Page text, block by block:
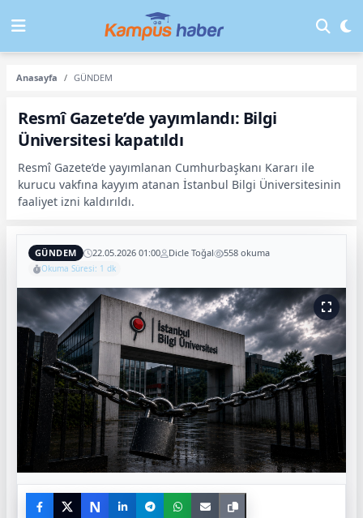
Anasayfa GÜNDEM
Resmî Gazete’de yayımlandı: Bilgi
Üniversitesi kapatıldı
Resmî Gazete’de yayımlanan Cumhurbaşkanı Kararı ile
kurucu vakfına kayyım atanan İstanbul Bilgi Üniversitesinin
faaliyet izni kaldırıldı.
GÜNDEM 22.05.2026 01:00 Dicle Toğal 558 okuma
Okuma Süresi: 1 dk
N